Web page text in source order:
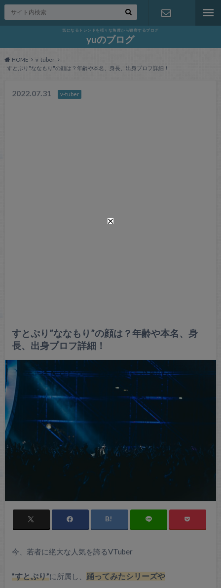
気になるトレンドを様々な角度から観察するブログ
yuのブログ
HOME
v-tuber
すとぷり"ななもり"の顔は？年齢や本名、身長、出身プロフ詳細！
2022.07.31 v-tuber
すとぷり”ななもり”の顔は？年齢や本名、身
長、出身プロフ詳細！
今、若者に絶大な人気を誇るVTuber
”すとぷり”に所属し、 踊ってみたシリーズや